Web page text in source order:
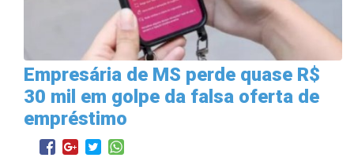
Empresária de MS perde quase R$
30 mil em golpe da falsa oferta de
empréstimo